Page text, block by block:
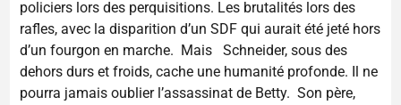
policiers lors des perquisitions. Les brutalités lors des
rafles, avec la disparition d’un SDF qui aurait été jeté hors
d’un fourgon en marche. Mais Schneider, sous des
dehors durs et froids, cache une humanité profonde. Il ne
pourra jamais oublier l’assassinat de Betty. Son père,